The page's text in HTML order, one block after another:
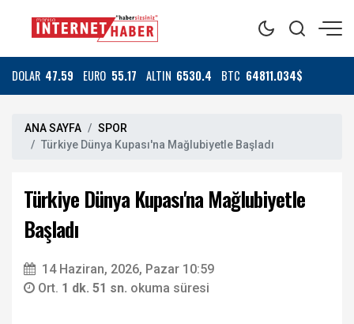
DOLAR 47.59 EURO 55.17 ALTIN 6530.4 BTC 64811.034$
ANA SAYFA
SPOR
Türkiye Dünya Kupası'na Mağlubiyetle Başladı
Türkiye Dünya Kupası'na Mağlubiyetle
Başladı
14 Haziran, 2026, Pazar 10:59
Ort. 1 dk. 51 sn. okuma süresi